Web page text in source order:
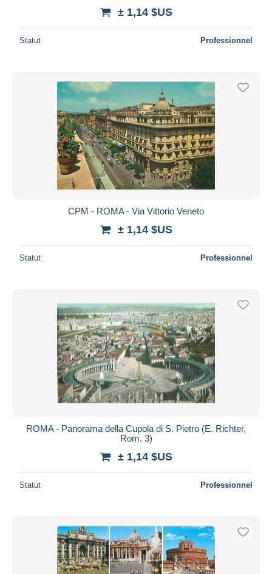
± 1,14 $US
Statut Professionnel
CPM - ROMA - Via Vittorio Veneto
± 1,14 $US
Statut Professionnel
ROMA - Panorama della Cupola di S. Pietro (E. Richter,
Rom. 3)
± 1,14 $US
Statut Professionnel